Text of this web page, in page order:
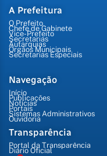
A Prefeitura
O Prefeito
Chefe de Gabinete
Vice-Prefeito
Secretarias
Autarquias
Órgãos Municipais
Secretarias Especiais
Navegação
Início
Publicações
Notícias
Portais
Sistemas Administrativos
Ouvidoria
Transparência
Portal da Transparência
Diário Oficial